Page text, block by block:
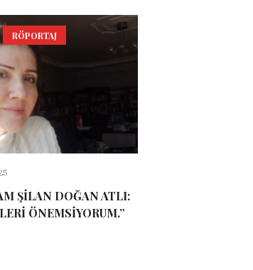
RÖPORTAJ
ŞİLAN DOĞAN ATLI:
ÖNEMSİYORUM.”